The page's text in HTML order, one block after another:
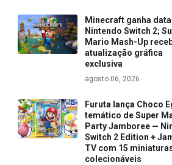
Minecraft ganha
Nintendo Switch 2;
Mario Mash-Up
atualização gráfica
exclusiva
agosto 06, 2026
Furuta lança Choco
temático de Super
Party Jamboree —
Switch 2 Edition +
TV com 15
colecionáveis